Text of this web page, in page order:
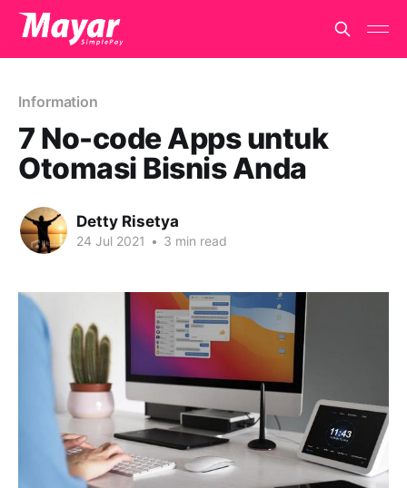
Information
7 No-code Apps untuk
Otomasi Bisnis Anda
Detty Risetya
24 Jul 2021 • 3 min read